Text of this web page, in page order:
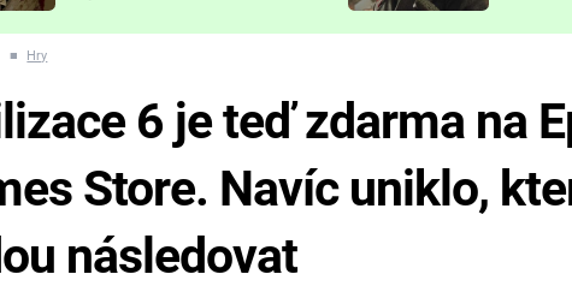
nejvíc zvednou tep?
■ Hry
6 je teď zdarma na
Store. Navíc uniklo,
následovat